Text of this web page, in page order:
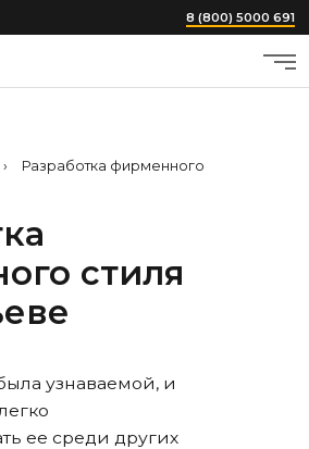
8 (800) 5000 691
›
Разработка фирменного
стиля
узнаваемой, и
ее среди других